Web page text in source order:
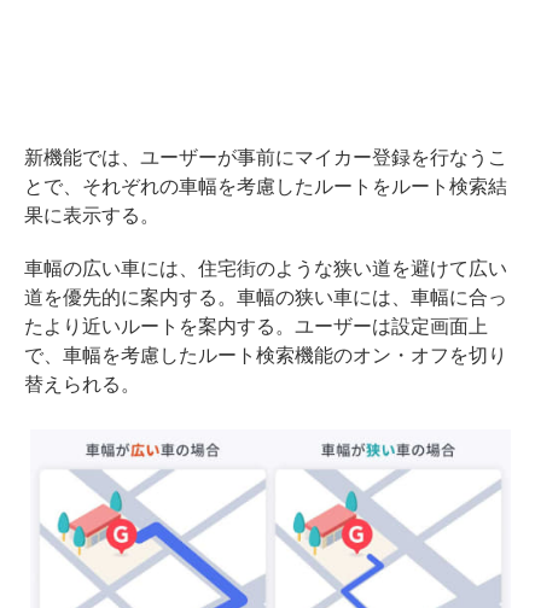
新機能では、ユーザーが事前にマイカー登録を行なうこ
とで、それぞれの車幅を考慮したルートをルート検索結
果に表示する。
車幅の広い車には、住宅街のような狭い道を避けて広い
道を優先的に案内する。車幅の狭い車には、車幅に合っ
たより近いルートを案内する。ユーザーは設定画面上
で、車幅を考慮したルート検索機能のオン・オフを切り
替えられる。